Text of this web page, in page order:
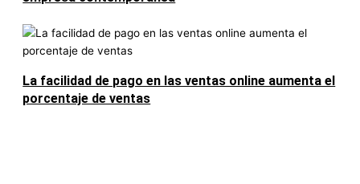
La facilidad de pago en las ventas online aumenta el
porcentaje de ventas